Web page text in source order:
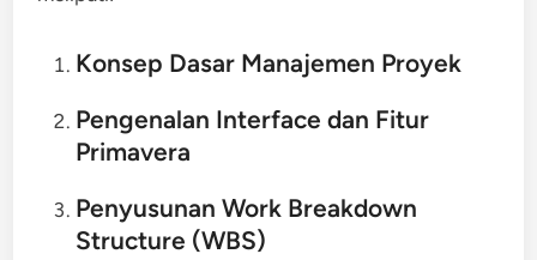
Konsep Dasar Manajemen Proyek
Pengenalan Interface dan Fitur
Primavera
Penyusunan Work Breakdown
Structure (WBS)